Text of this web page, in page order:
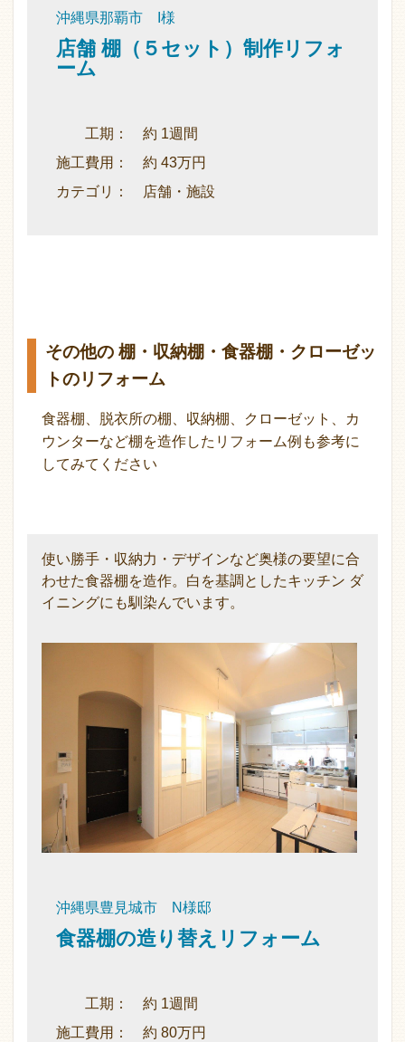
沖縄県那覇市 I様
店舗 棚（５セット）制作リフォ
ーム
工期： 約 1週間
施工費用： 約 43万円
カテゴリ： 店舗・施設
その他の 棚・収納棚・食器棚・クローゼッ
トのリフォーム
食器棚、脱衣所の棚、収納棚、クローゼット、カ
ウンターなど棚を造作したリフォーム例も参考に
してみてください
使い勝手・収納力・デザインなど奥様の要望に合
わせた食器棚を造作。白を基調としたキッチン ダ
イニングにも馴染んでいます。
沖縄県豊見城市 N様邸
食器棚の造り替えリフォーム
工期： 約 1週間
施工費用： 約 80万円